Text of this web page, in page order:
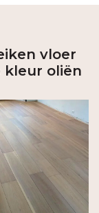
vloer
kleur oliën